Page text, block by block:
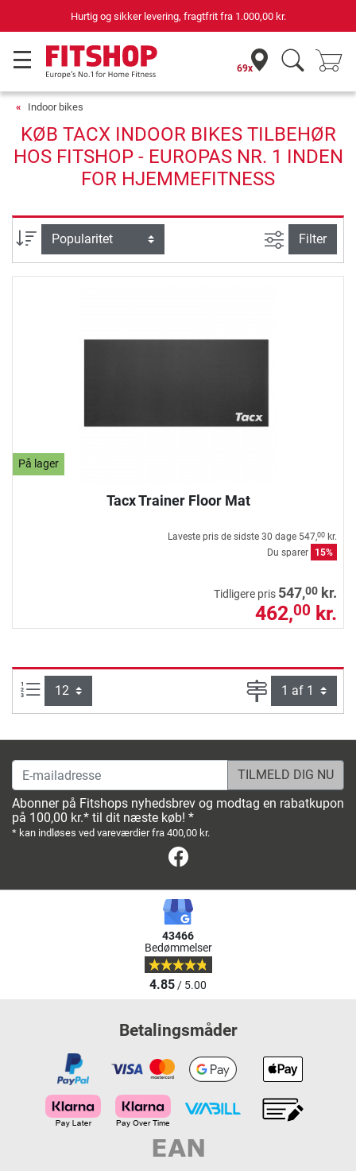
Hurtig og sikker levering, fragtfrit fra 1.000,00 kr.
69x
Indoor bikes
KØB TACX INDOOR BIKES TILBEHØR
HOS FITSHOP - EUROPAS NR. 1 INDEN
FOR HJEMMEFITNESS
sortering Avanceret
Filter
På lager
Tacx Trainer Floor Mat
Laveste pris de sidste 30 dage 547,00 kr.
Du sparer
15%
Tidligere pris 547,00 kr.
462,00 kr.
Artikel pr. side: Side
E-mailadresse
Abonner på Fitshops nyhedsbrev og modtag en rabatkupon
på 100,00 kr.* til dit næste køb! *
* kan indløses ved vareværdier fra 400,00 kr.
43466
Bedømmelser
4.85/ 5.00
Betalingsmåder